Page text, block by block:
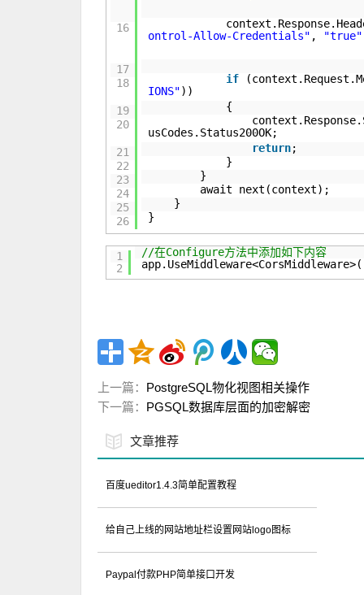
16
17
18
19
20
21
22
23
24
25
26
ontrol-Allow-Credentials" , "true"
if
IONS"))
{
usCodes.Status200OK;
return;
}
}
await next(context);
}
}
1
2
//在Configure方法中添加如下内容
上一篇： PostgreSQL物化视图相关操作
下一篇： PGSQL数据库层面的加密解密
文章推荐
百度ueditor1.4.3简单配置教程
给自己上线的网站地址栏设置网站logo图标
Paypal付款PHP简单接口开发